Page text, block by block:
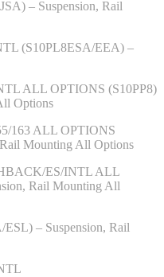
– Suspension, Rail
(S10PL8ESA/EEA) –
ALL OPTIONS (S10PP8)
Options
163 ALL OPTIONS
Mounting All Options
ES/INTL ALL
Rail Mounting All
– Suspension, Rail